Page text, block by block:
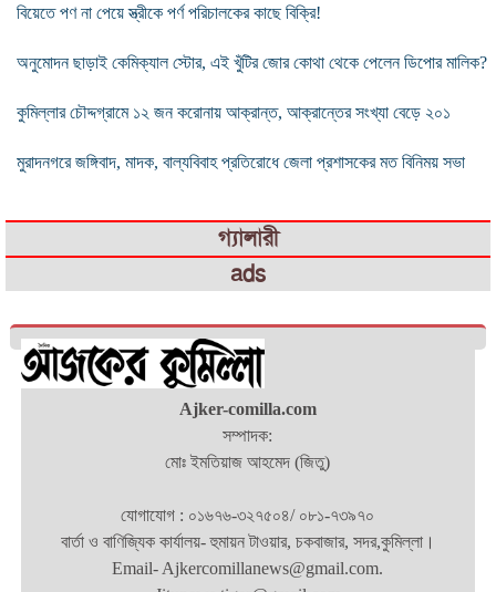
বিয়েতে পণ না পেয়ে স্ত্রীকে পর্ণ পরিচালকের কাছে বিক্রি!
অনুমোদন ছাড়াই কেমিক্যাল স্টোর, এই খুঁটির জোর কোথা থেকে পেলেন ডিপোর মালিক?
কুমিল্লার চৌদ্দগ্রামে ১২ জন করোনায় আক্রান্ত, আক্রান্তের সংখ্যা বেড়ে ২০১
মুরাদনগরে জঙ্গিবাদ, মাদক, বাল্যবিবাহ প্রতিরোধে জেলা প্রশাসকের মত বিনিময় সভা
গ্যালারী
ads
Ajker-comilla.com
সম্পাদক:
মোঃ ইমতিয়াজ আহমেদ (জিতু)
যোগাযোগ : ০১৬৭৬-৩২৭৫০৪/ ০৮১-৭৩৯৭০
বার্তা ও বাণিজ্যিক কার্যালয়- হুমায়ন টাওয়ার, চকবাজার, সদর,কুমিল্লা।
Email- Ajkercomillanews@gmail.com.